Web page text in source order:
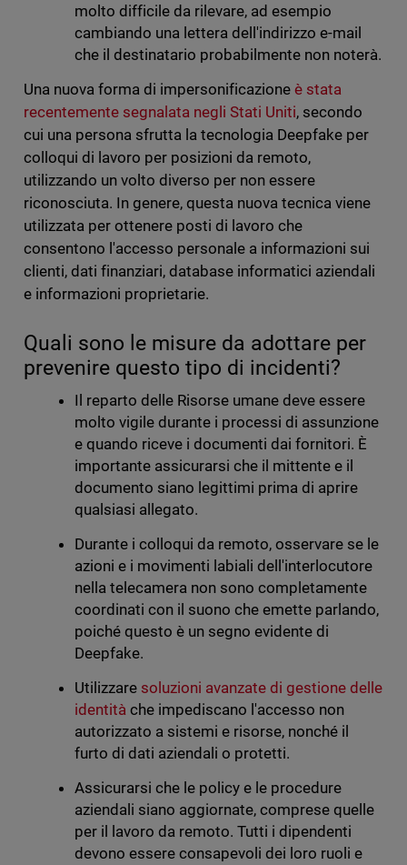
molto difficile da rilevare, ad esempio
cambiando una lettera dell'indirizzo e-mail
che il destinatario probabilmente non noterà.
Una nuova forma di impersonificazioneè stata
recentemente segnalata negli Stati Uniti, secondo
cui una persona sfrutta la tecnologia Deepfake per
colloqui di lavoro per posizioni da remoto,
utilizzando un volto diverso per non essere
riconosciuta. In genere, questa nuova tecnica viene
utilizzata per ottenere posti di lavoro che
consentono l'accesso personale a informazioni sui
clienti, dati finanziari, database informatici aziendali
e informazioni proprietarie.
Quali sono le misure da adottare per
prevenire questo tipo di incidenti?
Il reparto delle Risorse umane deve essere
molto vigile durante i processi di assunzione
e quando riceve i documenti dai fornitori. È
importante assicurarsi che il mittente e il
documento siano legittimi prima di aprire
qualsiasi allegato.
Durante i colloqui da remoto, osservare se le
azioni e i movimenti labiali dell'interlocutore
nella telecamera non sono completamente
coordinati con il suono che emette parlando,
poiché questo è un segno evidente di
Deepfake.
Utilizzare soluzioni avanzate di gestione delle
identitàche impediscano l'accesso non
autorizzato a sistemi e risorse, nonché il
furto di dati aziendali o protetti.
Assicurarsi che le policy e le procedure
aziendali siano aggiornate, comprese quelle
per il lavoro da remoto. Tutti i dipendenti
devono essere consapevoli dei loro ruoli e